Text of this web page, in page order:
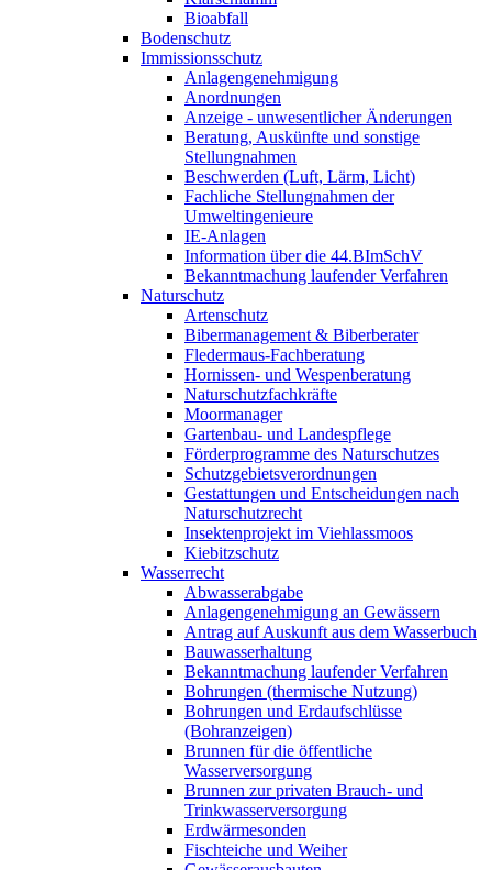
Bioabfall
Bodenschutz
Immissionsschutz
Anlagengenehmigung
Anordnungen
Anzeige - unwesentlicher Änderungen
Beratung, Auskünfte und sonstige
Stellungnahmen
Beschwerden (Luft, Lärm, Licht)
Fachliche Stellungnahmen der
Umweltingenieure
IE-Anlagen
Information über die 44.BImSchV
Bekanntmachung laufender Verfahren
Naturschutz
Artenschutz
Bibermanagement & Biberberater
Fledermaus-Fachberatung
Hornissen- und Wespenberatung
Naturschutzfachkräfte
Moormanager
Gartenbau- und Landespflege
Förderprogramme des Naturschutzes
Schutzgebietsverordnungen
Gestattungen und Entscheidungen nach
Naturschutzrecht
Insektenprojekt im Viehlassmoos
Kiebitzschutz
Wasserrecht
Abwasserabgabe
Anlagengenehmigung an Gewässern
Antrag auf Auskunft aus dem Wasserbuch
Bauwasserhaltung
Bekanntmachung laufender Verfahren
Bohrungen (thermische Nutzung)
Bohrungen und Erdaufschlüsse
(Bohranzeigen)
Brunnen für die öffentliche
Wasserversorgung
Brunnen zur privaten Brauch- und
Trinkwasserversorgung
Erdwärmesonden
Fischteiche und Weiher